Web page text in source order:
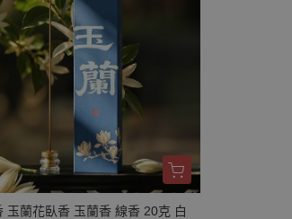
玉蘭花臥香 玉蘭香 線香 20克 白